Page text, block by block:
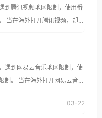
到腾讯视频地区限制，使用番
出现地区及版权限制问题，且
朋友们，
遇到网易云音乐地区限制，使
网易云音
03-22